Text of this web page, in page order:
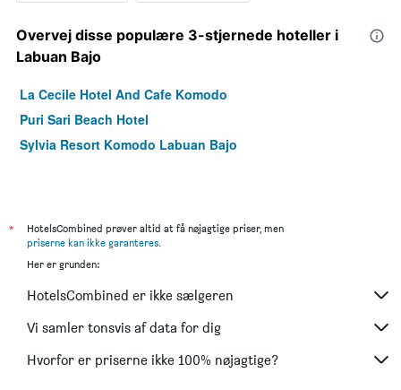
Overvej disse populære 3-stjernede hoteller i
Labuan Bajo
La Cecile Hotel And Cafe Komodo
Puri Sari Beach Hotel
Sylvia Resort Komodo Labuan Bajo
*
HotelsCombined prøver altid at få nøjagtige priser, men
priserne kan ikke garanteres.
Her er grunden:
HotelsCombined er ikke sælgeren
Vi samler tonsvis af data for dig
Hvorfor er priserne ikke 100% nøjagtige?